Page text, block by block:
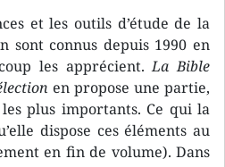
et les outils d’étude de la
sont connus depuis 1990 en
les apprécient.La Bible
en propose une partie,
plus importants. Ce qui la
dispose ces éléments au
en fin de volume). Dans